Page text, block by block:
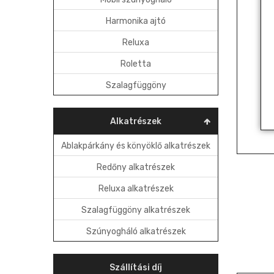
Harmonika ajtó
Reluxa
Roletta
Szalagfüggöny
Alkatrészek
Ablakpárkány és könyöklő alkatrészek
Redőny alkatrészek
Reluxa alkatrészek
Szalagfüggöny alkatrészek
Szúnyogháló alkatrészek
Szállítási díj